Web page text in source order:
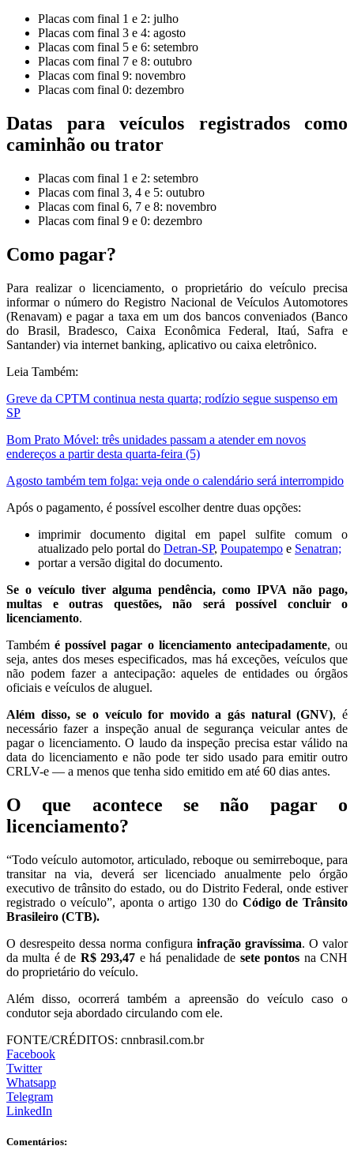
Placas com final 1 e 2: julho
Placas com final 3 e 4: agosto
Placas com final 5 e 6: setembro
Placas com final 7 e 8: outubro
Placas com final 9: novembro
Placas com final 0: dezembro
Datas para veículos registrados como
caminhão ou trator
Placas com final 1 e 2: setembro
Placas com final 3, 4 e 5: outubro
Placas com final 6, 7 e 8: novembro
Placas com final 9 e 0: dezembro
Como pagar?
Para realizar o licenciamento, o proprietário do veículo precisa
informar o número do Registro Nacional de Veículos Automotores
(Renavam) e pagar a taxa em um dos bancos conveniados (Banco
do Brasil, Bradesco, Caixa Econômica Federal, Itaú, Safra e
Santander) via internet banking, aplicativo ou caixa eletrônico.
Leia Também:
Greve da CPTM continua nesta quarta; rodízio segue suspenso em
SP
Bom Prato Móvel: três unidades passam a atender em novos
endereços a partir desta quarta-feira (5)
Agosto também tem folga: veja onde o calendário será interrompido
Após o pagamento, é possível escolher dentre duas opções:
imprimir documento digital em papel sulfite comum o
atualizado pelo portal do Detran-SP, Poupatempo e Senatran;
portar a versão digital do documento.
Se o veículo tiver alguma pendência, como IPVA não pago,
multas e outras questões, não será possível concluir o
licenciamento.
Tambémé possível pagar o licenciamento antecipadamente, ou
seja, antes dos meses especificados, mas há exceções, veículos que
não podem fazer a antecipação: aqueles de entidades ou órgãos
oficiais e veículos de aluguel.
Além disso, se o veículo for movido a gás natural (GNV), é
necessário fazer a inspeção anual de segurança veicular antes de
pagar o licenciamento. O laudo da inspeção precisa estar válido na
data do licenciamento e não pode ter sido usado para emitir outro
CRLV-e — a menos que tenha sido emitido em até 60 dias antes.
O que acontece se não pagar o
licenciamento?
“Todo veículo automotor, articulado, reboque ou semirreboque, para
transitar na via, deverá ser licenciado anualmente pelo órgão
executivo de trânsito do estado, ou do Distrito Federal, onde estiver
registrado o veículo”, aponta o artigo 130 do Código de Trânsito
Brasileiro (CTB).
O desrespeito dessa norma configura infração gravíssima. O valor
da multa é de R$ 293,47 e há penalidade de sete pontos na CNH
do proprietário do veículo.
Além disso, ocorrerá também a apreensão do veículo caso o
condutor seja abordado circulando com ele.
FONTE/CRÉDITOS: cnnbrasil.com.br
Facebook
Twitter
Whatsapp
Telegram
LinkedIn
Comentários: